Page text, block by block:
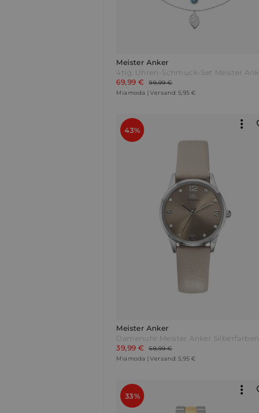
Meister Anker
69,99 €
99,99 €
Miamoda | Versand: 5,95 €
43%
Meister Anker
Damenuhr Meister Anker Silberfarben
39,99 €
69,99 €
Miamoda | Versand: 5,95 €
33%